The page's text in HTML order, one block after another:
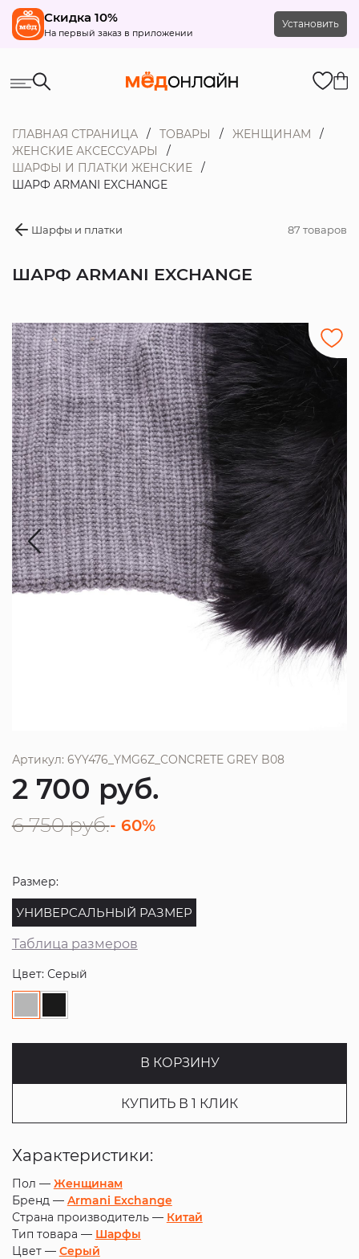
Скидка 10%
На первый заказ в приложении
Установить
ГЛАВНАЯ СТРАНИЦА ТОВАРЫ
ЖЕНЩИНАМ
ЖЕНСКИЕ АКСЕССУАРЫ
ШАРФЫ И ПЛАТКИ ЖЕНСКИЕ
ШАРФ ARMANI EXCHANGE
Шарфы и платки 87 товаров
ШАРФ ARMANI EXCHANGE
Артикул: 6YY476_YMG6Z_CONCRETE GREY B08
2 700 руб.
6 750 руб.- 60%
Размер:
УНИВЕРСАЛЬНЫЙ РАЗМЕР
Таблица размеров
Цвет: Серый
В КОРЗИНУ
КУПИТЬ В 1 КЛИК
Характеристики:
Пол — Женщинам
Бренд — Armani Exchange
Страна производитель — Китай
Тип товара — Шарфы
Цвет — Серый